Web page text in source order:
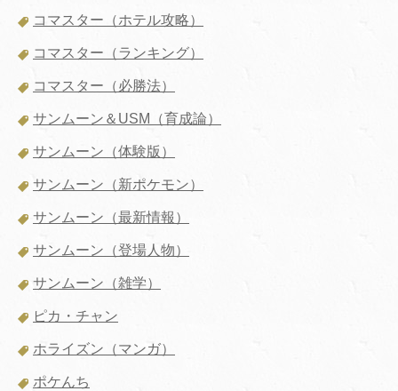
コマスター（ホテル攻略）
コマスター（ランキング）
コマスター（必勝法）
サンムーン＆USM（育成論）
サンムーン（体験版）
サンムーン（新ポケモン）
サンムーン（最新情報）
サンムーン（登場人物）
サンムーン（雑学）
ピカ・チャン
ホライズン（マンガ）
ポケんち